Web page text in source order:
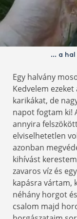
… a hal
Egy halvány
Kedvelem
karikákat, de
napot fogtam ki!
annyira
elviselhetetlen
azonban
kihívást
zavaros víz és
kapásra vártam,
néhány horgot
csalom majd